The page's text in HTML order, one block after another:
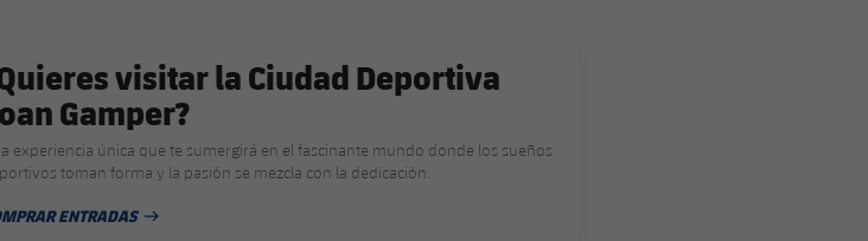
visitar la Ciudad Deportiva
Gamper?
experiencia única que te sumergirá en el fascinante mundo donde los sueños
toman forma y la pasión se mezcla con la dedicación.
ENTRADAS
DE PUBLICACIÓN